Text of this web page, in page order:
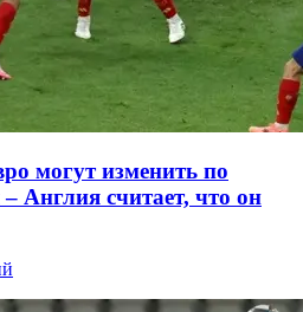
могут изменить по
Англия считает, что он